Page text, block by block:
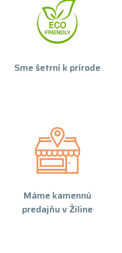
Sme šetrní k prírode
Máme kamennú
predajňu v Žiline